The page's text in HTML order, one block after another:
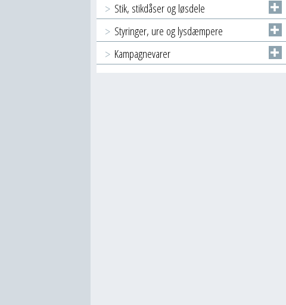
Stik, stikdåser og løsdele
Styringer, ure og lysdæmpere
Kampagnevarer